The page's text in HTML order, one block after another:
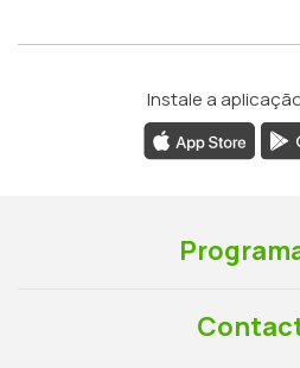
Instale a